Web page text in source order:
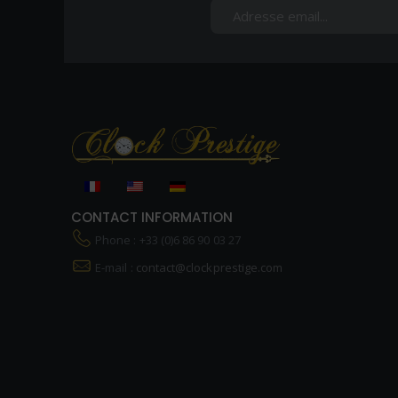
CONTACT INFORMATION
Phone : +33 (0)6 86 90 03 27
E-mail : contact@clockprestige.com